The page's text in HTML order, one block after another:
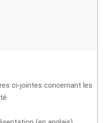
ci-jointes concernant les